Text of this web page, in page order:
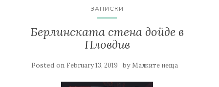
ЗАПИСКИ
Берлинската стена дойде в
Пловдив
Posted on February 13, 2019 by Малките неща